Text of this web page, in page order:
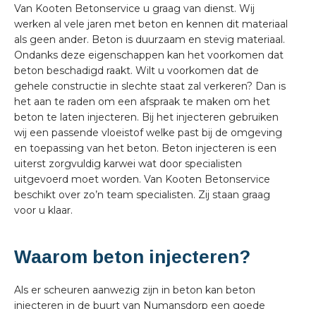
Van Kooten Betonservice u graag van dienst. Wij
werken al vele jaren met beton en kennen dit materiaal
als geen ander. Beton is duurzaam en stevig materiaal.
Ondanks deze eigenschappen kan het voorkomen dat
beton beschadigd raakt. Wilt u voorkomen dat de
gehele constructie in slechte staat zal verkeren? Dan is
het aan te raden om een afspraak te maken om het
beton te laten injecteren. Bij het injecteren gebruiken
wij een passende vloeistof welke past bij de omgeving
en toepassing van het beton. Beton injecteren is een
uiterst zorgvuldig karwei wat door specialisten
uitgevoerd moet worden. Van Kooten Betonservice
beschikt over zo’n team specialisten. Zij staan graag
voor u klaar.
Waarom beton injecteren?
Als er scheuren aanwezig zijn in beton kan beton
injecteren in de buurt van Numansdorp een goede